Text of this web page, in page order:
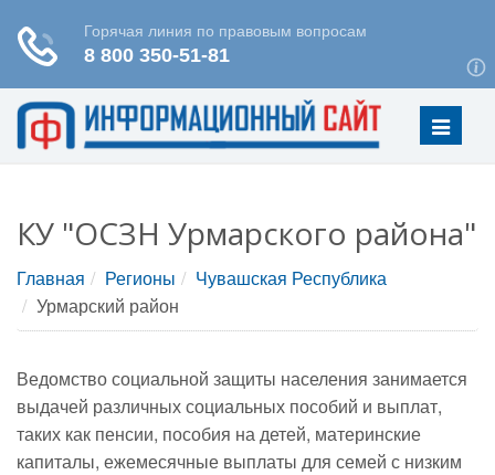
Меню
КУ "ОСЗН Урмарского района"
Главная Регионы
Чувашская Республика
Урмарский район
Ведомство социальной защиты населения занимается
выдачей различных социальных пособий и выплат,
таких как пенсии, пособия на детей, материнские
капиталы, ежемесячные выплаты для семей с низким